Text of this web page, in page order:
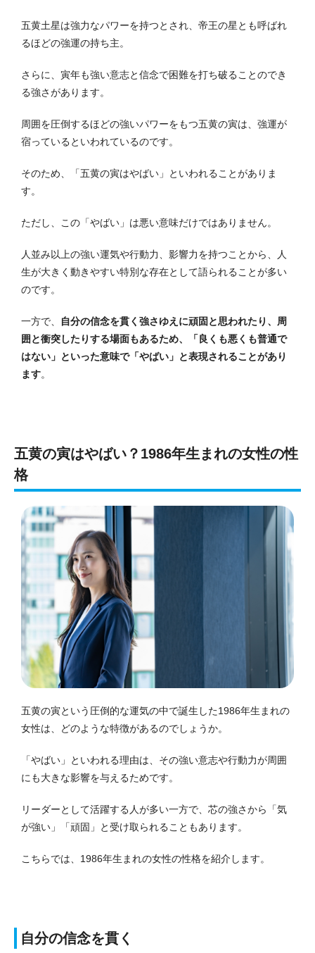
五黄土星は強力なパワーを持つとされ、帝王の星とも呼ばれ
るほどの強運の持ち主。
さらに、寅年も強い意志と信念で困難を打ち破ることのでき
る強さがあります。
周囲を圧倒するほどの強いパワーをもつ五黄の寅は、強運が
宿っているといわれているのです。
そのため、「五黄の寅はやばい」といわれることがありま
す。
ただし、この「やばい」は悪い意味だけではありません。
人並み以上の強い運気や行動力、影響力を持つことから、人
生が大きく動きやすい特別な存在として語られることが多い
のです。
一方で、
自分の信念を貫く強さゆえに頑固と思われたり、周
囲と衝突したりする場面もあるため、「良くも悪くも普通で
はない」といった意味で「やばい」と表現されることがあり
ます。
五黄の寅はやばい？1986年生まれの女性の性
格
五黄の寅という圧倒的な運気の中で誕生した1986年生まれの
女性は、どのような特徴があるのでしょうか。
「やばい」といわれる理由は、その強い意志や行動力が周囲
にも大きな影響を与えるためです。
リーダーとして活躍する人が多い一方で、芯の強さから「気
が強い」「頑固」と受け取られることもあります。
こちらでは、1986年生まれの女性の性格を紹介します。
自分の信念を貫く